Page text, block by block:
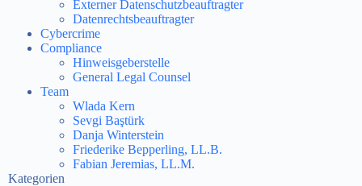
Externer Datenschutzbeauftragter
Datenrechtsbeauftragter
Cybercrime
Compliance
Hinweisgeberstelle
General Legal Counsel
Team
Wlada Kern
Sevgi Baştürk
Danja Winterstein
Friederike Bepperling, LL.B.
Fabian Jeremias, LL.M.
Kategorien